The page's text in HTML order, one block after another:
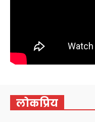
लोकप्रिय